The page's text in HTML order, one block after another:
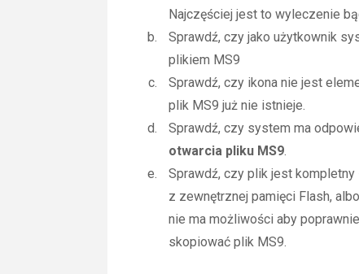
Najczęściej jest to wyleczenie
Sprawdź, czy jako użytkownik
plikiem MS9
Sprawdź, czy ikona nie jest
plik MS9 już nie istnieje.
Sprawdź, czy system ma
otwarcia pliku MS9.
Sprawdź, czy plik jest kompletny
z zewnętrznej pamięci Flash,
nie ma możliwości aby
skopiować plik MS9.